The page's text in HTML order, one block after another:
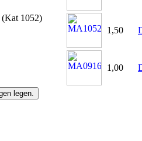
(Kat 1052)
1,50
1,00